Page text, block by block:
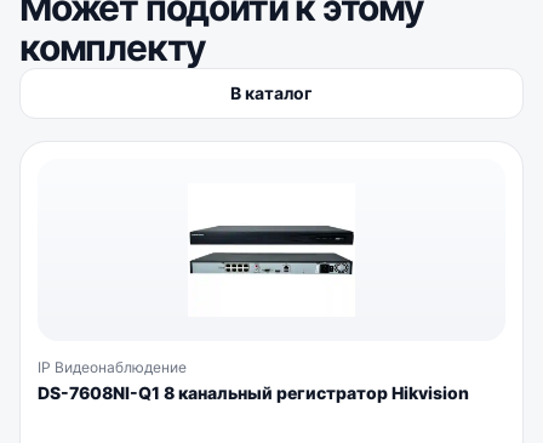
комплекту
В каталог
IP Видеонаблюдение
DS-7608NI-Q1 8 канальный регистратор Hikvision